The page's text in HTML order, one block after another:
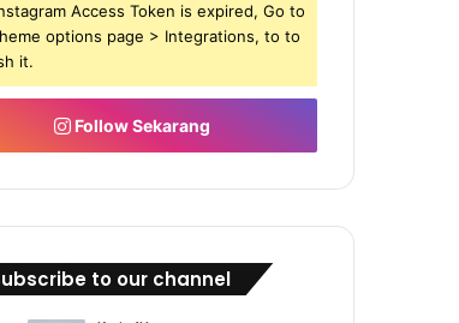
Access Token is expired, Go to
options page > Integrations, to to
it.
Follow Sekarang
to our channel